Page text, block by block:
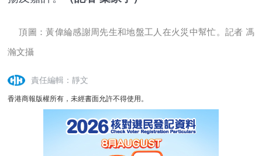
頂圖：黃偉綸感謝周先生和地盤工人在火災中幫忙。記者 馮
瀚文攝
責任編輯：靜文
香港商報版權所有，未經書面允許不得使用。